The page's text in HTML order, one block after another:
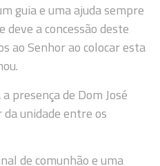
guia e uma ajuda sempre
a concessão deste
ao Senhor ao colocar esta
presença de Dom José
unidade entre os
de comunhão e uma